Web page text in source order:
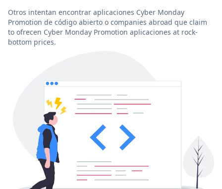
Otros intentan encontrar aplicaciones Cyber Monday
Promotion de código abierto o companies abroad que claim
to ofrecen Cyber Monday Promotion aplicaciones at rock-
bottom prices.